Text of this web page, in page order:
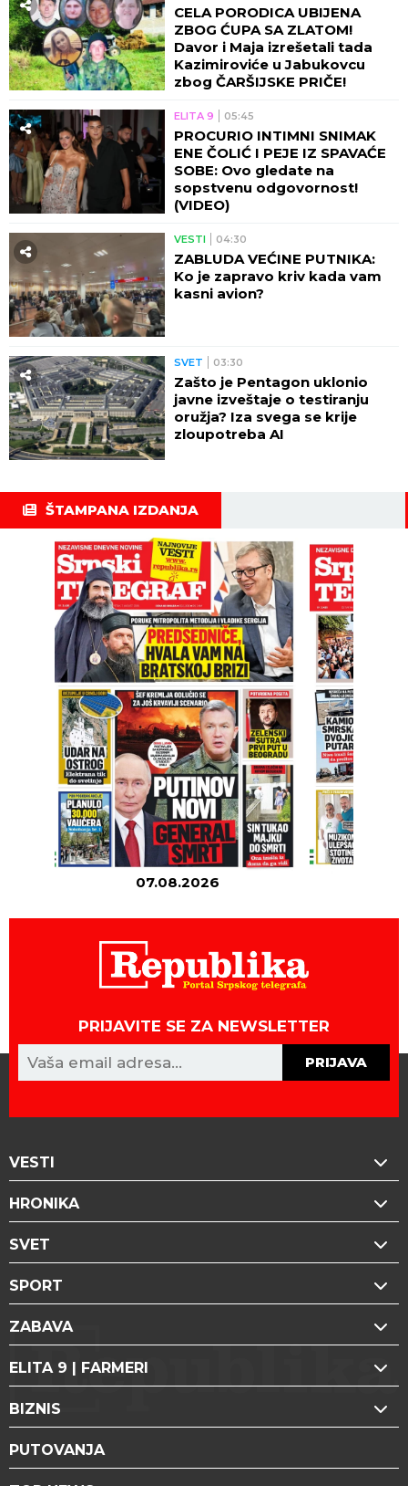
CELA PORODICA UBIJENA
ZBOG ĆUPA SA ZLATOM!
Davor i Maja izrešetali tada
Kazimiroviće u Jabukovcu
zbog ČARŠIJSKE PRIČE!
ELITA 9 05:45
PROCURIO INTIMNI SNIMAK
ENE ČOLIĆ I PEJE IZ SPAVAĆE
SOBE: Ovo gledate na
sopstvenu odgovornost!
(VIDEO)
VESTI 04:30
ZABLUDA VEĆINE PUTNIKA:
Ko je zapravo kriv kada vam
kasni avion?
SVET 03:30
Zašto je Pentagon uklonio
javne izveštaje o testiranju
oružja? Iza svega se krije
zloupotreba AI
ŠTAMPANA IZDANJA
07.08.2026
PRIJAVITE SE ZA NEWSLETTER
PRIJAVA
VESTI
HRONIKA
SVET
SPORT
ZABAVA
ELITA 9 | FARMERI
BIZNIS
PUTOVANJA